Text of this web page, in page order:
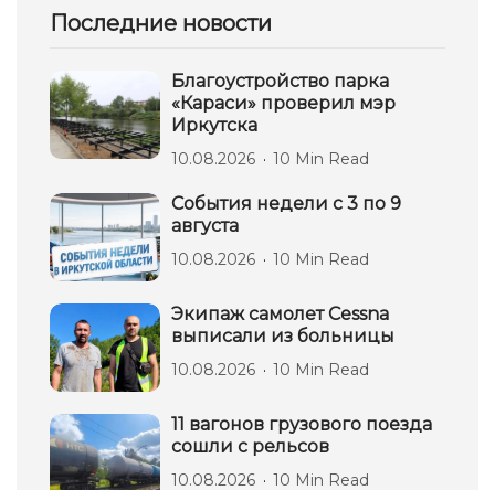
Последние новости
Благоустройство парка
«Караси» проверил мэр
Иркутска
10.08.2026 10 Min Read
События недели с 3 по 9
августа
10.08.2026 10 Min Read
Экипаж самолет Сessna
выписали из больницы
10.08.2026 10 Min Read
11 вагонов грузового поезда
сошли с рельсов
10.08.2026 10 Min Read